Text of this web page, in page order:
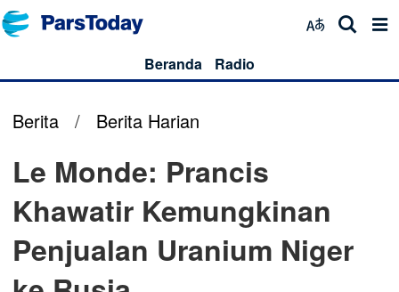
Beranda Radio
Berita / Berita Harian
Le Monde: Prancis
Khawatir Kemungkinan
Penjualan Uranium Niger